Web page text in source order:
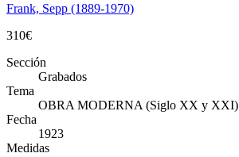
Frank, Sepp (1889-1970)
310€
Sección
Grabados
Tema
OBRA MODERNA (Siglo XX y XXI)
Fecha
1923
Medidas